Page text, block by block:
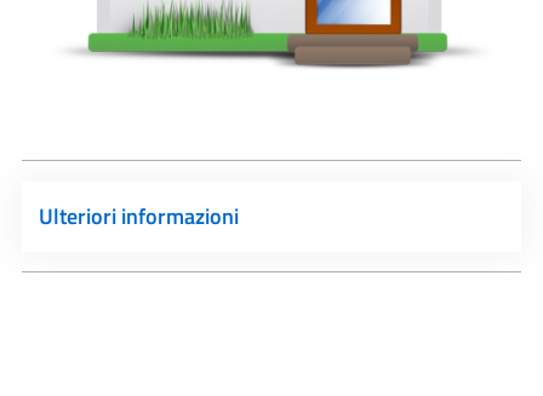
Ulteriori informazioni